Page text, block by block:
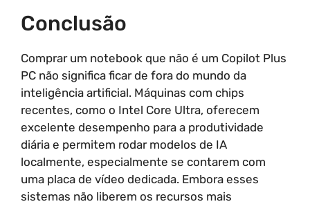
Conclusão
Comprar um notebook que não é um Copilot Plus
PC não significa ficar de fora do mundo da
inteligência artificial. Máquinas com chips
recentes, como o Intel Core Ultra, oferecem
excelente desempenho para a produtividade
diária e permitem rodar modelos de IA
localmente, especialmente se contarem com
uma placa de vídeo dedicada. Embora esses
sistemas não liberem os recursos mais